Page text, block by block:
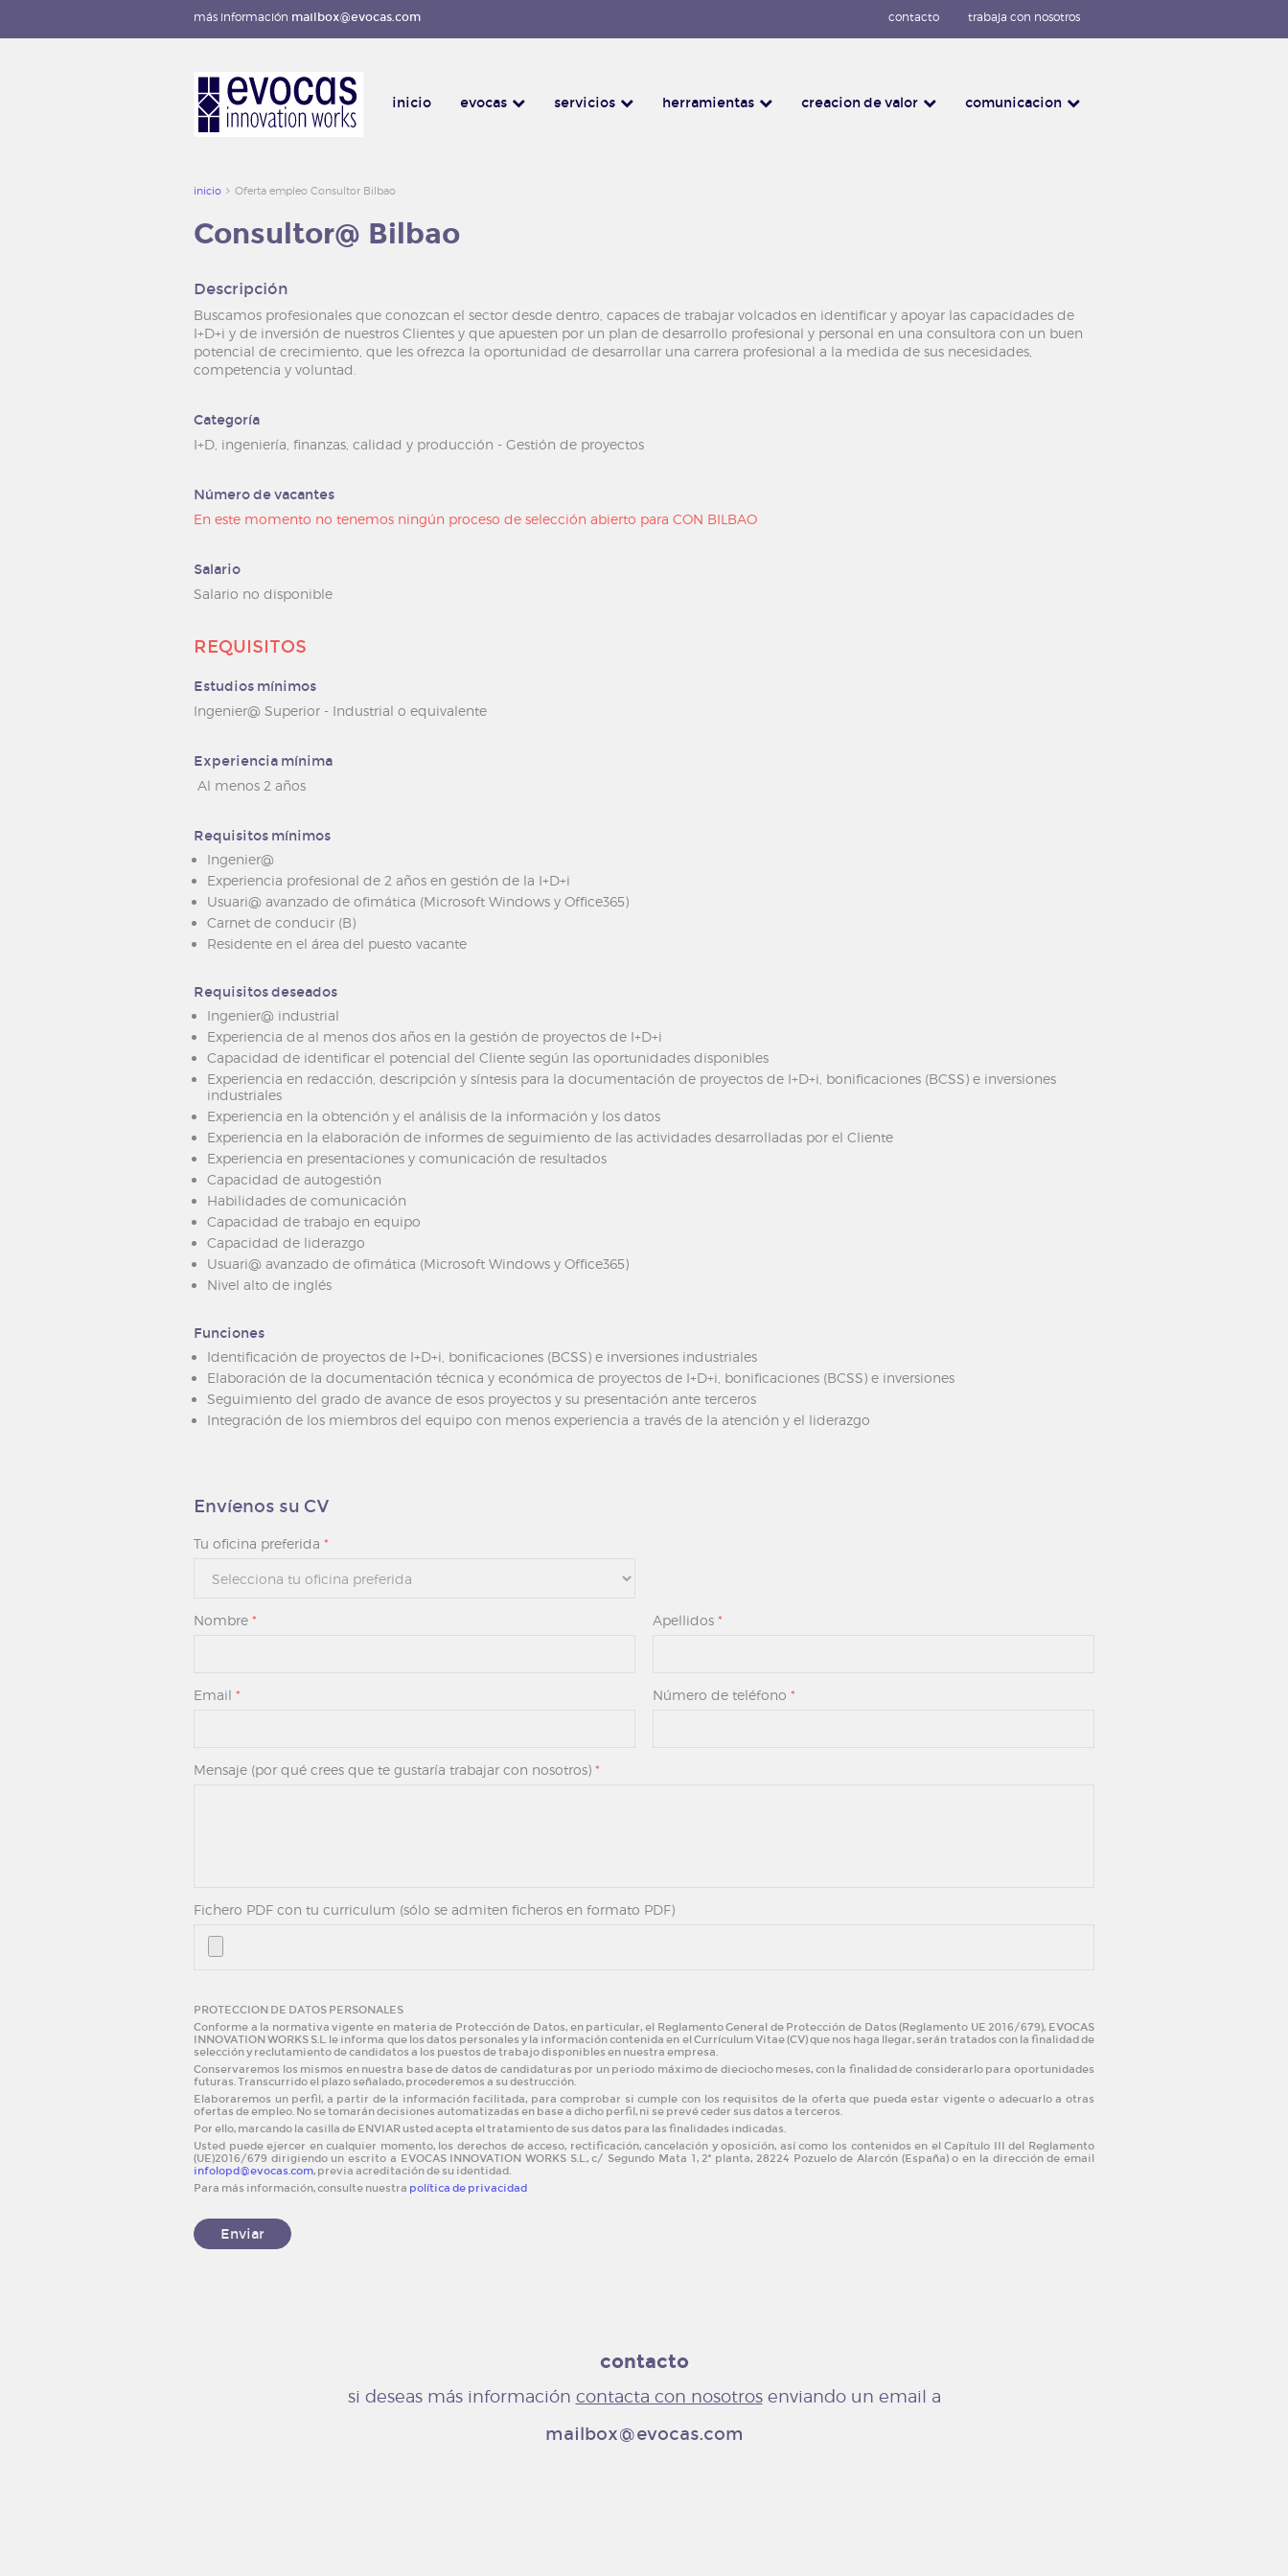
más información mailbox@evocas.com
inicio evocas servicios herramientas creacion de valor comunicacion
contacto trabaja con nosotros
inicio Oferta empleo Consultor Bilbao
Consultor@ Bilbao
Descripción
Buscamos profesionales que conozcan el sector desde dentro, capaces de trabajar volcados en identificar y apoyar las capacidades de
I+D+i y de inversión de nuestros Clientes y que apuesten por un plan de desarrollo profesional y personal en una consultora con un buen
potencial de crecimiento, que les ofrezca la oportunidad de desarrollar una carrera profesional a la medida de sus necesidades,
competencia y voluntad.
Categoría
I+D, ingeniería, finanzas, calidad y producción - Gestión de proyectos
Número de vacantes
En este momento no tenemos ningún proceso de selección abierto para CON BILBAO
Salario
Salario no disponible
REQUISITOS
Estudios mínimos
Ingenier@ Superior - Industrial o equivalente
Experiencia mínima
Al menos 2 años
Requisitos mínimos
Ingenier@
Experiencia profesional de 2 años en gestión de la I+D+i
Usuari@ avanzado de ofimática (Microsoft Windows y Office365)
Carnet de conducir (B)
Residente en el área del puesto vacante
Requisitos deseados
Ingenier@ industrial
Experiencia de al menos dos años en la gestión de proyectos de I+D+i
Capacidad de identificar el potencial del Cliente según las oportunidades disponibles
Experiencia en redacción, descripción y síntesis para la documentación de proyectos de I+D+i, bonificaciones (BCSS) e inversiones
industriales
Experiencia en la obtención y el análisis de la información y los datos
Experiencia en la elaboración de informes de seguimiento de las actividades desarrolladas por el Cliente
Experiencia en presentaciones y comunicación de resultados
Capacidad de autogestión
Habilidades de comunicación
Capacidad de trabajo en equipo
Capacidad de liderazgo
Usuari@ avanzado de ofimática (Microsoft Windows y Office365)
Nivel alto de inglés
Funciones
Identificación de proyectos de I+D+i, bonificaciones (BCSS) e inversiones industriales
Elaboración de la documentación técnica y económica de proyectos de I+D+i, bonificaciones (BCSS) e inversiones
Seguimiento del grado de avance de esos proyectos y su presentación ante terceros
Integración de los miembros del equipo con menos experiencia a través de la atención y el liderazgo
Envíenos su CV
Tu oficina preferida *
Nombre * Apellidos*
Email * Número de teléfono*
Mensaje (por qué crees que te gustaría trabajar con nosotros) *
Fichero PDF con tu curriculum (sólo se admiten ficheros en formato PDF)
PROTECCION DE DATOS PERSONALES
Conforme a la normativa vigente en materia de Protección de Datos, en particular, el Reglamento General de Protección de Datos (Reglamento UE 2016/679), EVOCAS
INNOVATION WORKS S.L. le informa que los datos personales y la información contenida en el Currículum Vitae (CV) que nos haga llegar, serán tratados con la finalidad de
selección y reclutamiento de candidatos a los puestos de trabajo disponibles en nuestra empresa.
Conservaremos los mismos en nuestra base de datos de candidaturas por un periodo máximo de dieciocho meses, con la finalidad de considerarlo para oportunidades
futuras. Transcurrido el plazo señalado, procederemos a su destrucción.
Elaboraremos un perfil, a partir de la información facilitada, para comprobar si cumple con los requisitos de la oferta que pueda estar vigente o adecuarlo a otras
ofertas de empleo. No se tomarán decisiones automatizadas en base a dicho perfil, ni se prevé ceder sus datos a terceros.
Por ello, marcando la casilla de ENVIAR usted acepta el tratamiento de sus datos para las finalidades indicadas.
Usted puede ejercer en cualquier momento, los derechos de acceso, rectificación, cancelación y oposición, así como los contenidos en el Capítulo III del Reglamento
(UE)2016/679 dirigiendo un escrito a EVOCAS INNOVATION WORKS S.L., c/ Segundo Mata 1, 2ª planta, 28224 Pozuelo de Alarcón (España) o en la dirección de email
infolopd@evocas.com, previa acreditación de su identidad.
Para más información, consulte nuestra política de privacidad
Enviar
contacto
si deseas más información contacta con nosotrosenviando un email a
mailbox@evocas.com